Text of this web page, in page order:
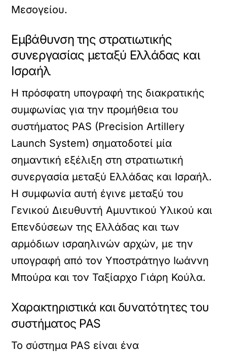
Μεσογείου.
Εμβάθυνση της στρατιωτικής
συνεργασίας μεταξύ Ελλάδας και
Ισραήλ
Η πρόσφατη υπογραφή της διακρατικής
συμφωνίας για την προμήθεια του
συστήματος PAS (Precision Artillery
Launch System) σηματοδοτεί μία
σημαντική εξέλιξη στη στρατιωτική
συνεργασία μεταξύ Ελλάδας και Ισραήλ.
Η συμφωνία αυτή έγινε μεταξύ του
Γενικού Διευθυντή Αμυντικού Υλικού και
Επενδύσεων της Ελλάδας και των
αρμόδιων ισραηλινών αρχών, με την
υπογραφή από τον Υποστράτηγο Ιωάννη
Μπούρα και τον Ταξίαρχο Γιάρη Κούλα.
Χαρακτηριστικά και δυνατότητες του
συστήματος PAS
Το σύστημα PAS είναι ένα